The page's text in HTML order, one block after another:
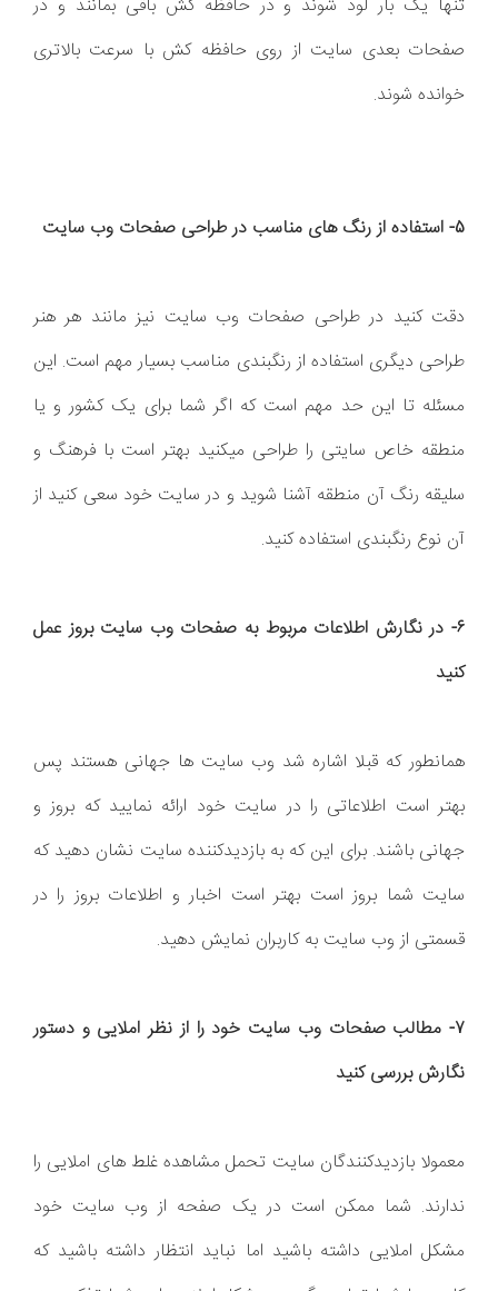
تنها یک بار لود شوند و در حافظه کش باقی بمانند و در
صفحات بعدی سایت از روی حافظه کش با سرعت بالاتری
خوانده شوند.
5- استفاده از رنگ های مناسب در طراحی صفحات وب سایت
دقت کنید در طراحی صفحات وب سایت نیز مانند هر هنر
طراحی دیگری استفاده از رنگبندی مناسب بسیار مهم است. این
مسئله تا این حد مهم است که اگر شما برای یک کشور و یا
منطقه خاص سایتی را طراحی میکنید بهتر است با فرهنگ و
سلیقه رنگ آن منطقه آشنا شوید و در سایت خود سعی کنید از
آن نوع رنگبندی استفاده کنید.
6- در نگارش اطلاعات مربوط به صفحات وب سایت بروز عمل
کنید
همانطور که قبلا اشاره شد وب سایت ها جهانی هستند پس
بهتر است اطلاعاتی را در سایت خود ارائه نمایید که بروز و
جهانی باشند. برای این که به بازدیدکننده سایت نشان دهید که
سایت شما بروز است بهتر است اخبار و اطلاعات بروز را در
قسمتی از وب سایت به کاربران نمایش دهید.
7- مطالب صفحات وب سایت خود را از نظر املایی و دستور
نگارش بررسی کنید
معمولا بازدیدکنندگان سایت تحمل مشاهده غلط های املایی را
ندارند. شما ممکن است در یک صفحه از وب سایت خود
مشکل املایی داشته باشید اما نباید انتظار داشته باشید که